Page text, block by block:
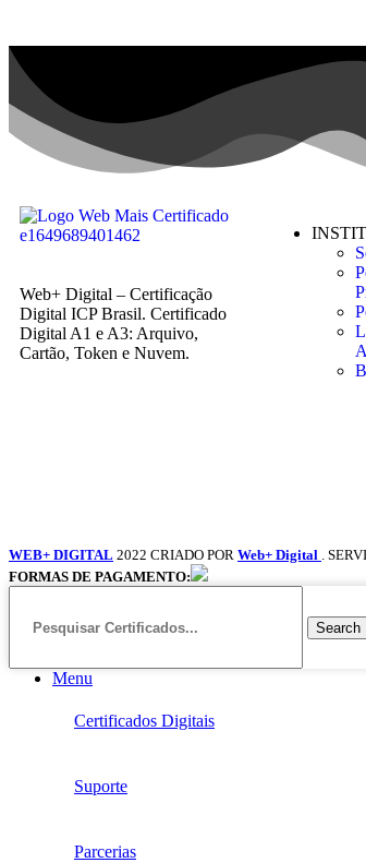
Web+ Digital – Certificação
Digital ICP Brasil. Certificado
Digital A1 e A3: Arquivo,
Cartão, Token e Nuvem.
WEB+ DIGITAL 2022 CRIADO POR Web+ Digital .
FORMAS DE PAGAMENTO:
Search
Menu
Certificados Digitais
Suporte
Parcerias